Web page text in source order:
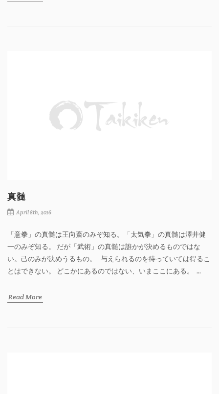
真髄
April 8th, 2016
「意拳」の真髄は王向斎のみぞ知る。「太気拳」の真髄は澤井健
一のみぞ知る。 だが「武術」の真髄は誰かが決めるものではな
い。己のみが決めうるもの。 与えられるのを待っていては得るこ
とはできない。 どこかにあるのではない、いまここにある。 ...
Read More